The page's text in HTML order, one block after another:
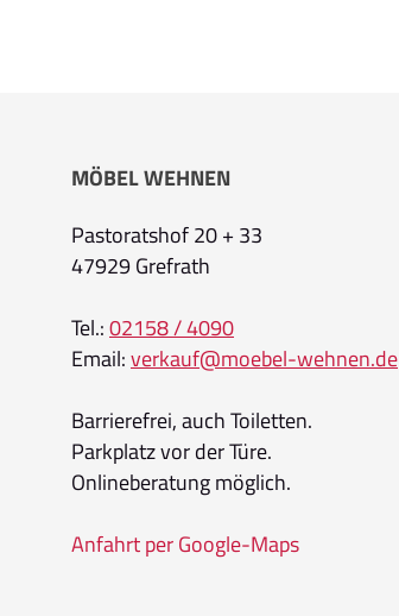
MÖBEL WEHNEN
Pastoratshof 20 + 33
47929 Grefrath
Tel.:02158 / 4090
Email:verkauf@moebel-wehnen.de
Barrierefrei, auch Toiletten.
Parkplatz vor der Türe.
Onlineberatung möglich.
Anfahrt per Google-Maps